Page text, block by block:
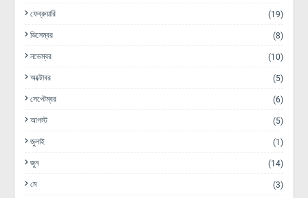
ফেব্রুয়ারি (19)
ডিসেম্বর (8)
নভেম্বর (10)
অক্টোবর (5)
সেপ্টেম্বর (6)
আগস্ট (5)
জুলাই (1)
জুন (14)
মে (3)